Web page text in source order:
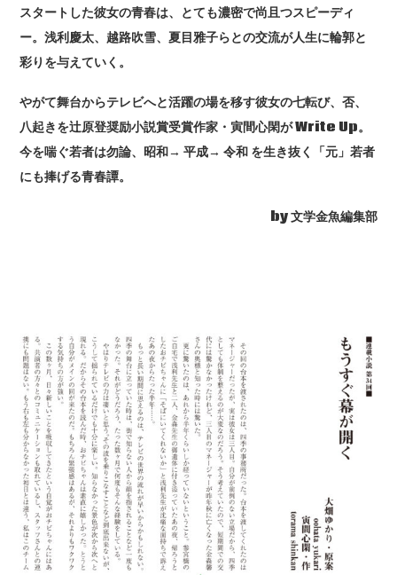
スタートした彼女の青春は、とても濃密で尚且つスピーディ
ー。浅利慶太、越路吹雪、夏目雅子らとの交流が人生に輪郭と
彩りを与えていく。
やがて舞台からテレビへと活躍の場を移す彼女の七転び、否、
八起きを辻原登奨励小説賞受賞作家・寅間心閑が Write Up。
今を喘ぐ若者は勿論、昭和→ 平成→ 令和 を生き抜く「元」若者
にも捧げる青春譚。
by 文学金魚編集部